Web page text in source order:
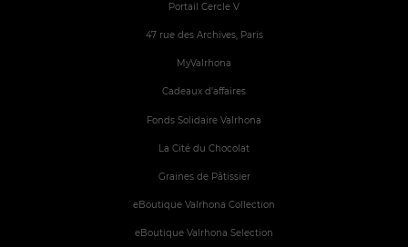
Portail Cercle V
47 rue des Archives, Paris
MyValrhona
Cadeaux d'affaires
Fonds Solidaire Valrhona
La Cité du Chocolat
Graines de Pâtissier
eBoutique Valrhona Collection
eBoutique Valrhona Selection